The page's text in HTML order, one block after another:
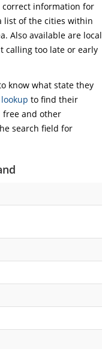
correct information for
list of the cities within
Also available are local
calling too late or early
know what state they
to find their
free and other
search field for